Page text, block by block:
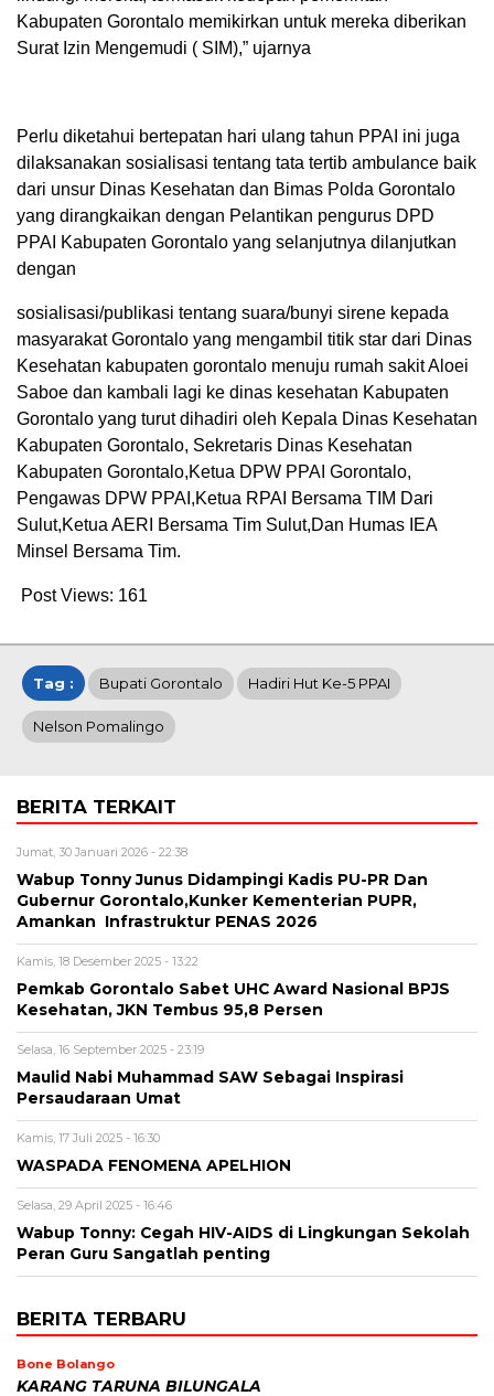
Kabupaten Gorontalo memikirkan untuk mereka diberikan
Surat Izin Mengemudi ( SIM),” ujarnya
Perlu diketahui bertepatan hari ulang tahun PPAI ini juga
dilaksanakan sosialisasi tentang tata tertib ambulance baik
dari unsur Dinas Kesehatan dan Bimas Polda Gorontalo
yang dirangkaikan dengan Pelantikan pengurus DPD
PPAI Kabupaten Gorontalo yang selanjutnya dilanjutkan
dengan
sosialisasi/publikasi tentang suara/bunyi sirene kepada
masyarakat Gorontalo yang mengambil titik star dari Dinas
Kesehatan kabupaten gorontalo menuju rumah sakit Aloei
Saboe dan kambali lagi ke dinas kesehatan Kabupaten
Gorontalo yang turut dihadiri oleh Kepala Dinas Kesehatan
Kabupaten Gorontalo, Sekretaris Dinas Kesehatan
Kabupaten Gorontalo,Ketua DPW PPAI Gorontalo,
Pengawas DPW PPAI,Ketua RPAI Bersama TIM Dari
Sulut,Ketua AERI Bersama Tim Sulut,Dan Humas IEA
Minsel Bersama Tim.
Post Views: 161
Tag : Bupati Gorontalo Hadiri Hut Ke-5 PPAI
Nelson Pomalingo
BERITA TERKAIT
Jumat, 30 Januari 2026 - 22:38
Wabup Tonny Junus Didampingi Kadis PU-PR Dan
Gubernur Gorontalo,Kunker Kementerian PUPR,
Amankan Infrastruktur PENAS 2026
Kamis, 18 Desember 2025 - 13:22
Pemkab Gorontalo Sabet UHC Award Nasional BPJS
Kesehatan, JKN Tembus 95,8 Persen
Selasa, 16 September 2025 - 23:19
Maulid Nabi Muhammad SAW Sebagai Inspirasi
Persaudaraan Umat
Kamis, 17 Juli 2025 - 16:30
WASPADA FENOMENA APELHION
Selasa, 29 April 2025 - 16:46
Wabup Tonny: Cegah HIV-AIDS di Lingkungan Sekolah
Peran Guru Sangatlah penting
BERITA TERBARU
Bone Bolango
KARANG TARUNA BILUNGALA